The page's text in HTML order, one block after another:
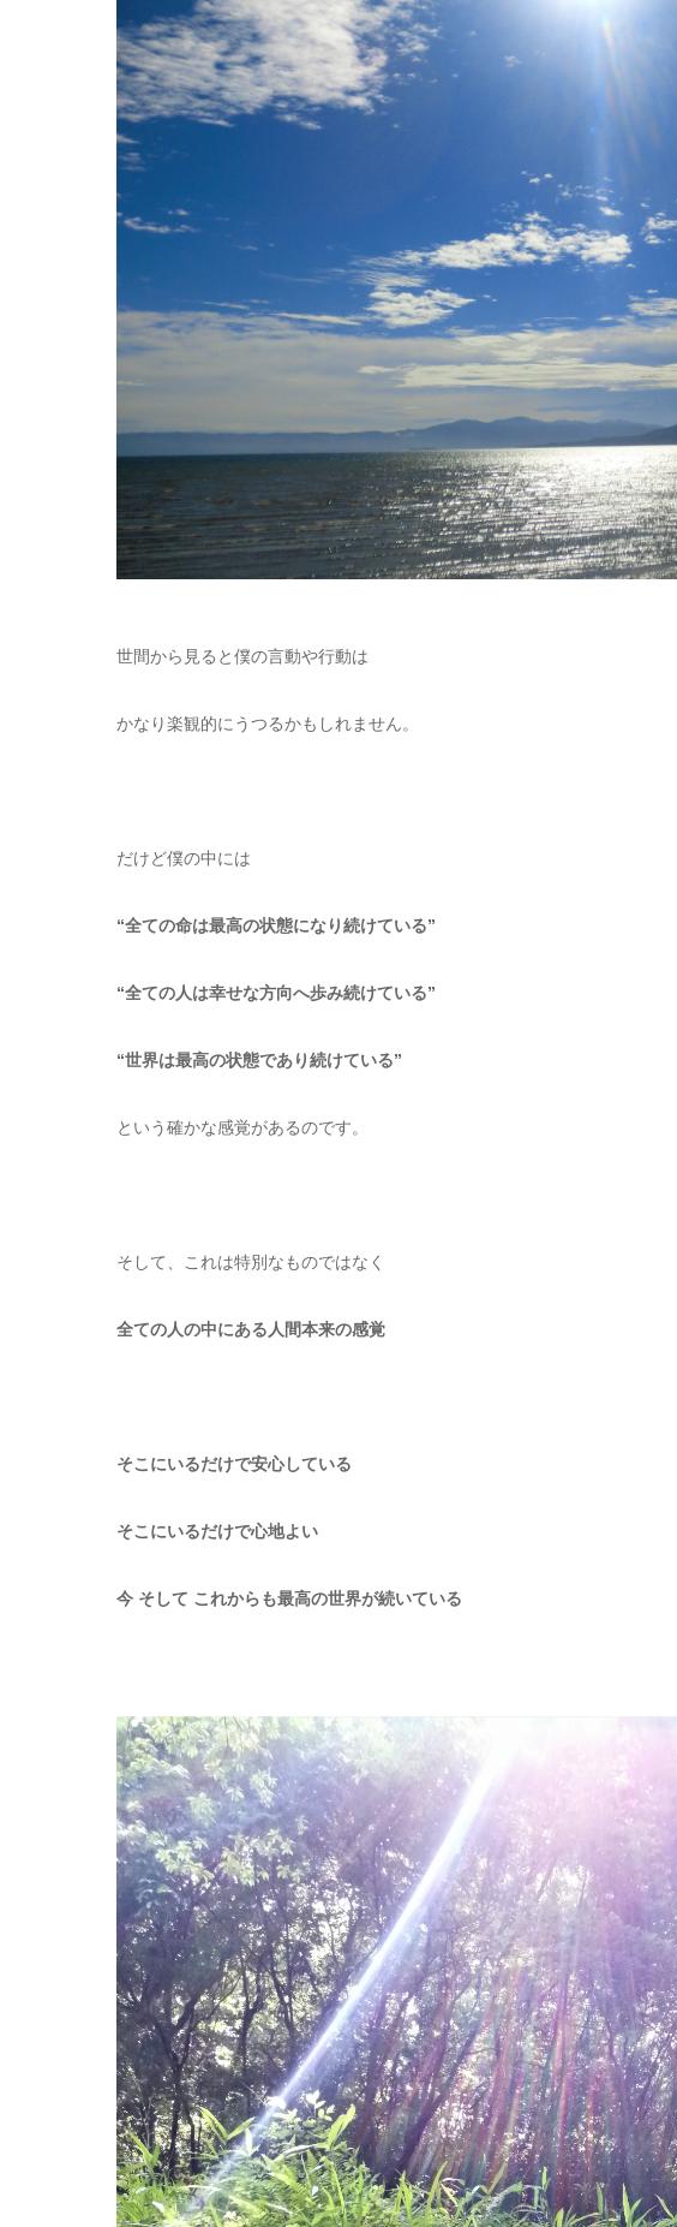
世間から見ると僕の言動や行動は
かなり楽観的にうつるかもしれません。
だけど僕の中には
“全ての命は最高の状態になり続けている”
“全ての人は幸せな方向へ歩み続けている”
“世界は最高の状態であり続けている”
という確かな感覚があるのです。
そして、これは特別なものではなく
全ての人の中にある人間本来の感覚
そこにいるだけで安心している
そこにいるだけで心地よい
今 そして これからも最高の世界が続いている